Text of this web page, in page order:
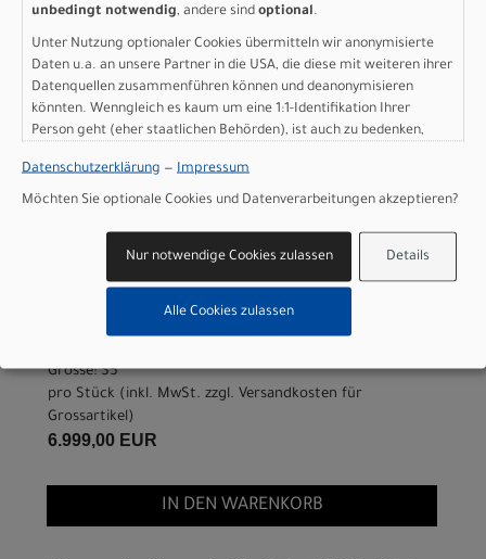
15 EVO Expert - FACT 11m
carbon, FOX Performance
Elite w/ GENIE, GX Eagle
AXS GLOSS NEBULA
METALLIC / DOLOMITE
METALLIC S5
Lieferbar in ca. 5-8 Werktagen
Grösse: S5
pro Stück (inkl. MwSt. zzgl. Versandkosten für
Grossartikel)
6.999,00 EUR
IN DEN WARENKORB
unbedingt notwendig, andere sind optional.
Unter Nutzung optionaler Cookies übermitteln wir anonymisierte
Daten u.a. an unsere Partner in die USA, die diese mit weiteren ihrer
Datenquellen zusammenführen können und deanonymisieren
könnten. Wenngleich es kaum um eine 1:1-Identifikation Ihrer
Person geht (eher staatlichen Behörden), ist auch zu bedenken,
sind wie bei uns in der Europäischen Union.
Datenschutzerklärung — Impressum
Möchten Sie optionale Cookies und Datenverarbeitungen akzeptieren?
Details
Nur notwendige Cookies zulassen
Alle Cookies zulassen